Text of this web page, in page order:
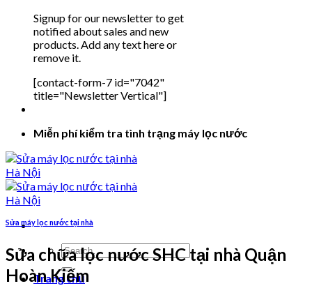
Signup for our newsletter to get
notified about sales and new
products. Add any text here or
remove it.
[contact-form-7 id="7042"
title="Newsletter Vertical"]
Miễn phí kiểm tra tình trạng máy lọc nước
Search
for:
Trang chủ
Sửa máy lọc nước tại nhà
Sửa chữa lọc nước SHC tại nhà Quận
Hoàn Kiếm